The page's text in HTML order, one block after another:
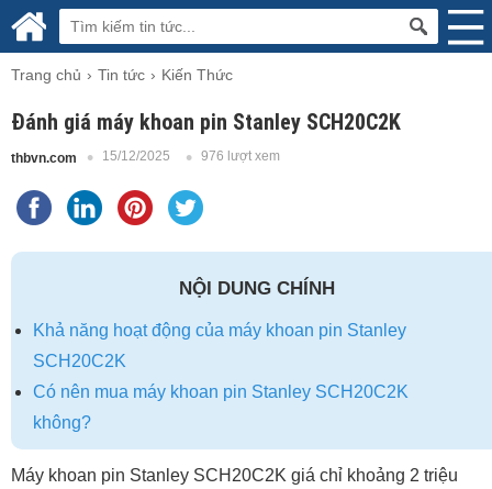
Trang chủ Tin tức Kiến Thức
Đánh giá máy khoan pin Stanley SCH20C2K
thbvn.com 15/12/2025 976 lượt xem
NỘI DUNG CHÍNH
Khả năng hoạt động của máy khoan pin Stanley
SCH20C2K
Có nên mua máy khoan pin Stanley SCH20C2K
không?
Máy khoan pin Stanley SCH20C2K giá chỉ khoảng 2 triệu